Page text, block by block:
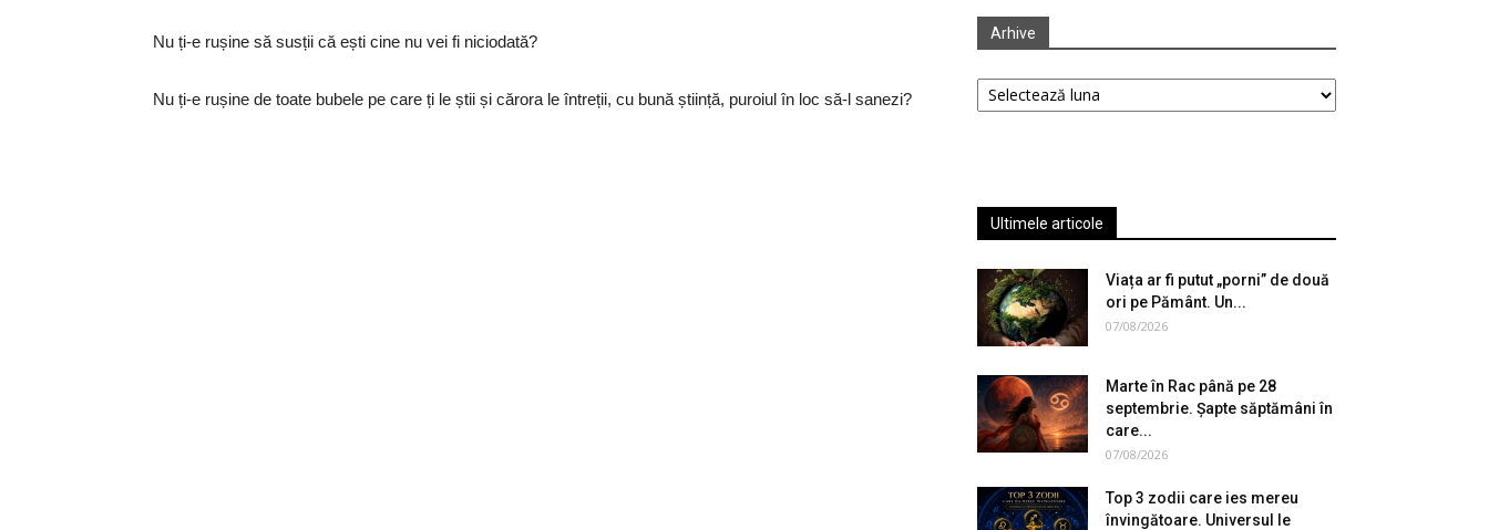
Nu ți-e rușine să susții că ești cine nu vei fi niciodată?
Nu ți-e rușine de toate bubele pe care ți le știi și cărora le întreții, cu bună știință, puroiul în loc să-l sanezi?
Arhive
Arhive
Ultimele articole
Viața ar fi putut „porni” de două
ori pe Pământ. Un...
07/08/2026
Marte în Rac până pe 28
septembrie. Șapte săptămâni în
care...
07/08/2026
Top 3 zodii care ies mereu
învingătoare. Universul le